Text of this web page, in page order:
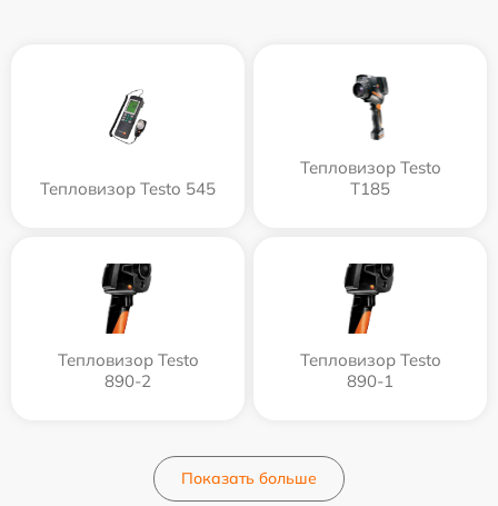
Тепловизор Testo 545
Тепловизор Testo
T185
Тепловизор Testo
890-2
Тепловизор Testo
890-1
Показать больше